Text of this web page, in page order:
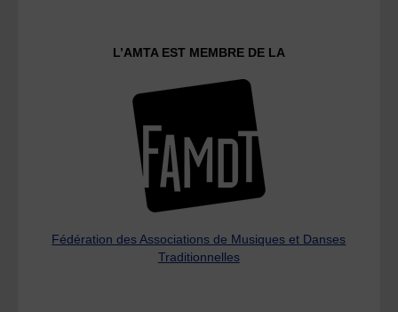
L’AMTA EST MEMBRE DE LA
Fédération des Associations de Musiques et Danses
Traditionnelles